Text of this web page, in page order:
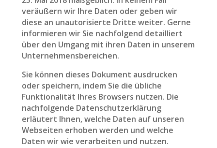
veräußern wir Ihre Daten oder geben wir
diese an unautorisierte Dritte weiter. Gerne
informieren wir Sie nachfolgend detailliert
über den Umgang mit ihren Daten in unserem
Unternehmensbereichen.
Sie können dieses Dokument ausdrucken
oder speichern, indem Sie die übliche
Funktionalität Ihres Browsers nutzen. Die
nachfolgende Datenschutzerklärung
erläutert Ihnen, welche Daten auf unseren
Webseiten erhoben werden und welche
Daten wir wie verarbeiten und nutzen.